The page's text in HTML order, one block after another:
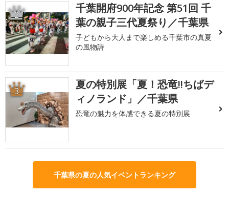
2
千葉開府900年記念 第51回 千
葉の親子三代夏祭り／千葉県
子どもから大人まで楽しめる千葉市の真夏
の風物詩
3
夏の特別展「夏！恐竜!!ちばデ
ィノランド」／千葉県
恐竜の魅力を体感できる夏の特別展
千葉県の夏の人気イベントランキング